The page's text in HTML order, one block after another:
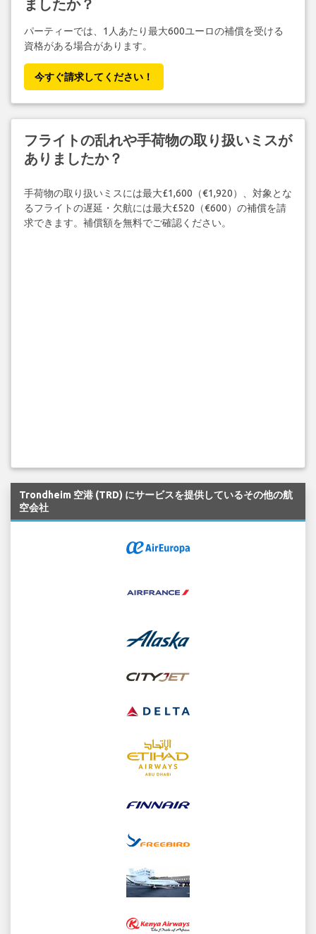
ましたか？
パーティーでは、1人あたり最大600ユーロの補償を受ける
資格がある場合があります。
今すぐ請求してください！
フライトの乱れや手荷物の取り扱いミスが
ありましたか？
手荷物の取り扱いミスには最大£1,600（€1,920）、対象とな
るフライトの遅延・欠航には最大£520（€600）の補償を請
求できます。補償額を無料でご確認ください。
Trondheim 空港 (TRD) にサービスを提供しているその他の航
空会社